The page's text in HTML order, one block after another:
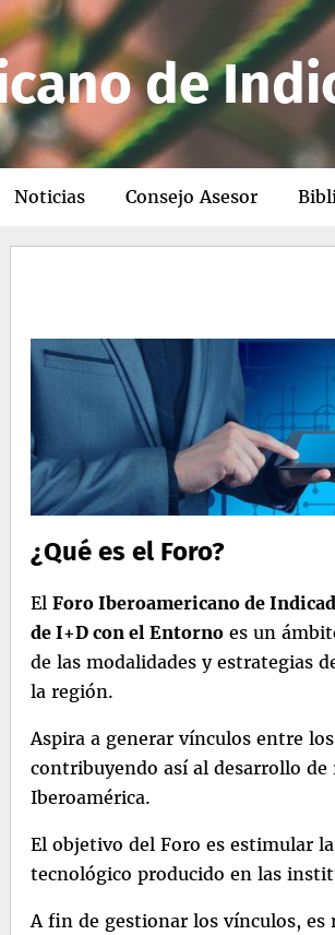
de
Noticias Consejo Asesor
¿Qué es el Foro?
El Foro Iberoamericano de
de I+D con el Entorno es un
de las modalidades y estrategias
la región.
Aspira a generar vínculos entre
contribuyendo así al desarrollo de
Iberoamérica.
El objetivo del Foro es estimular
tecnológico producido en las
A fin de gestionar los vínculos, es